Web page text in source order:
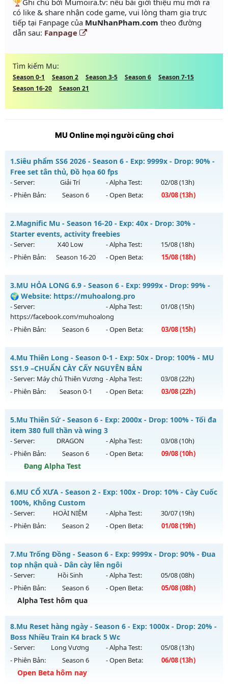
️🏆Ghi chú bởi Mumoira.tv: nếu bài giới thiệu mu mới ra
có like & share nhận code game, vui lòng tham gia trực
tiếp tại Fanpage của MuNhanPham.com theo đường
dẫn sau: Fanpage
Tìm kiếm Mu:
Season 0-1 Season 2 Season 3-5 Season 6
Season 7-15
Season 16-20
Season 21
MU Online mọi người cũng chơi
1.Siêu phẩm SS6 2026 - Season 6 - Exp: 9999x - Drop: 90% -
Free set tân thủ, Đồ họa 60 fps
- Server: Giải Trí - Alpha Test: 02/08(13h)
- Phiên Bản:
Season 6 - Open Beta: 03/08(13h)
Siêu phẩm SS6 2026 - Free set tân thủ, Đồ họa 60 fps
Mu mới ra tháng 08 2026 - Mở máy chủ
ngày 03/08/2626
Exp: 9999x - Drop: 90%
Thể loại: Mu Bán Đồ Full Trong Shop
Antihack: Anti Phoenix
2.Magnific Mu - Season 16-20 - Exp: 40x - Drop: 30% -
Starter events, activity freebies
- Server: X40 Low - Alpha Test: 15/08(18h)
- Phiên Bản:
Season 16-20 - Open Beta: 15/08(18h)
Magnific Mu - Starter events, activity freebies
Mu mới ra tháng 08 2026 - Mở máy chủ
ngày 15/08/2626
Exp: 40x - Drop: 30%
Antihack: Mega-Anti
3.MU HỎA LONG 6.9 - Season 6 - Exp: 9999x - Drop: 99% -
🌍 Website: https://muhoalong.pro
- Server:
https://facebook.com/muhoalong
- Alpha Test: 01/08(15h)
- Phiên Bản: Season 6 - Open Beta: 03/08(15h)
MU HỎA LONG 6.9 - 🌍 Website: https://muhoalong.pro
Mu mới ra tháng 08 2026 - Mở máy chủ
https://facebook.com/muhoalongvào 15h ngày
03/08/2626
Kiểu reset: Non Reset
Thể loại: Mu Nguyên bản Webzen
Antihack: XShield
4.Mu Thiên Long - Season 0-1 - Exp: 50x - Drop: 100% - MU
SS1.9 –CHUẨN CÀY CẤY NGUYÊN BẢN
- Server: Máy chủ Thiên Vương - Alpha Test: 03/08(22h)
- Phiên Bản:
Season 0-1 - Open Beta: 03/08(22h)
Mu Thiên Long - MU SS1.9 –CHUẨN CÀY CẤY NGUYÊN BẢN
Mu mới ra tháng 08 2026 - Mở máy chủ
Vương vào 22h ngày 03/08/2626
Exp: 50x - Drop: 100%
Kiểu reset: Reset In Game
Thể loại: Mu Nguyên bản Webzen
Antihack: Gameguard
5.Mu Thiên Sứ - Season 6 - Exp: 2000x - Drop: 100% - Tối đa
item 380 full thần và wing 3
- Server: DRAGON - Alpha Test: 03/08(10h)
- Phiên Bản:
Season 6 - Open Beta: 09/08(10h)
Đang Alpha Test
Mu Thiên Sứ - Tối đa item 380 full thần và wing 3
Mu mới ra tháng 08 2026 - Mở máy chủ
ngày 09/08/2626
Exp: 2000x - Drop: 100%
Thể loại: Mu Nguyên bản Webzen
Antihack: sharkguard
6.MU CỔ XƯA - Season 2 - Exp: 100x - Drop: 10% - Cày Cuốc
100%, Không Custom
- Server: HOÀI NIỆM - Alpha Test: 30/07(19h)
- Phiên Bản:
Season 2 - Open Beta: 01/08(19h)
MU CỔ XƯA - Cày Cuốc 100%, Không Custom
Mu mới ra tháng 08 2026 - Mở máy chủ
ngày 01/08/2626
Exp: 100x - Drop: 10%
Kiểu reset: Reset In Game
Antihack: Phiên bản mới nhất
7.Mu Trống Đồng - Season 6 - Exp: 9999x - Drop: 90% - Đua
top nhận quà - Dân cày lên ngôi
- Server: Hồi Sinh - Alpha Test: 05/08(08h)
- Phiên Bản:
Season 6 - Open Beta: 05/08(08h)
Alpha Test hôm qua
Mu Trống Đồng - Đua top nhận quà - Dân cày lên ngôi
Mu mới ra tháng 08 2026 - Mở máy chủ
ngày 05/08/2626
Exp: 9999x - Drop: 90%
Kiểu reset: Reset In Game
8.Mu Reset hàng ngày - Season 6 - Exp: 1000x - Drop: 20% -
Boss Nhiều Train K4 brack 5 Wc
- Server: Long Vương - Alpha Test: 05/08(13h)
- Phiên Bản:
Season 6 - Open Beta: 06/08(13h)
Open Beta hôm nay